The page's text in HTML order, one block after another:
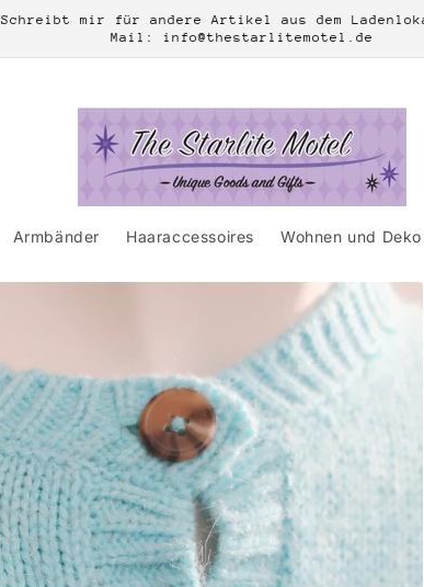
Schreibt mir für andere Artikel aus dem
Mail: info@thestarlitemotel.de
Armbänder Haaraccessoires Wohnen und Deko